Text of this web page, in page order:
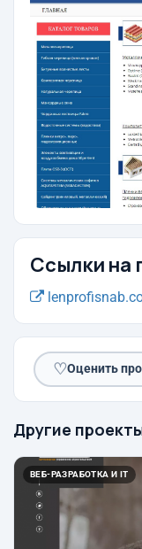
Ссылки на
♡Оценить
Другие
ВЕБ-РАЗРАБОТКА И IT